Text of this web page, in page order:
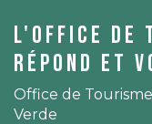
L'office de
répond et
Office de
Verde